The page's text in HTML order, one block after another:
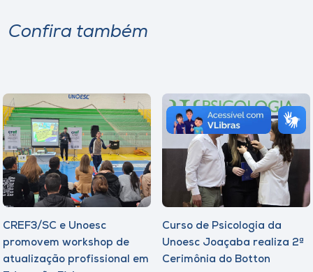
Confira também
CREF3/SC e Unoesc
promovem workshop de
atualização profissional em
Curso de Psicologia da
Unoesc Joaçaba realiza 2ª
Cerimônia do Botton